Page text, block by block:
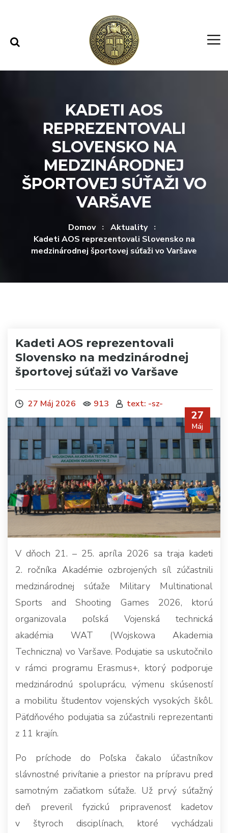
KADETI AOS
REPREZENTOVALI
SLOVENSKO NA
MEDZINÁRODNEJ
ŠPORTOVEJ SÚŤAŽI VO
VARŠAVE
Domov
Aktuality
Kadeti AOS reprezentovali Slovensko na
medzinárodnej športovej súťaži vo Varšave
Kadeti AOS reprezentovali
Slovensko na medzinárodnej
športovej súťaži vo Varšave
27 Máj 2026 913 text: -sz-
27
Máj
V dňoch 21. – 25. apríla 2026 sa traja kadeti
2. ročníka Akadémie ozbrojených síl zúčastnili
medzinárodnej súťaže Military Multinational
Sports and Shooting Games 2026, ktorú
organizovala poľská Vojenská technická
akadémia WAT (Wojskowa Akademia
Techniczna) vo Varšave. Podujatie sa uskutočnilo
v rámci programu Erasmus+, ktorý podporuje
medzinárodnú spoluprácu, výmenu skúseností
a mobilitu študentov vojenských vysokých škôl.
Päťdňového podujatia sa zúčastnili reprezentanti
z 11 krajín.
Po príchode do Poľska čakalo účastníkov
slávnostné privítanie a priestor na prípravu pred
samotným začiatkom súťaže. Už prvý súťažný
deň preveril fyzickú pripravenosť kadetov
v štyroch disciplínach, ktoré vychádzali